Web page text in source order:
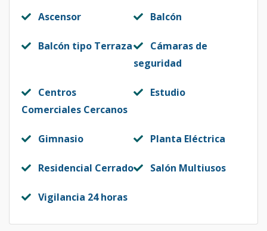
Ascensor Balcón
Balcón tipo Terraza
Cámaras de
seguridad
Centros
Comerciales Cercanos
Estudio
Gimnasio Planta Eléctrica
Residencial Cerrado Salón Multiusos
Vigilancia 24 horas